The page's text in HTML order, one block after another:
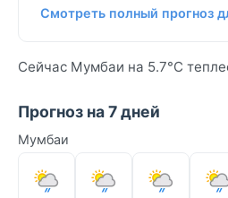
Смотреть полный прогноз
Сейчас Мумбаи на 5.7°C
Прогноз на 7 дней
Мумбаи